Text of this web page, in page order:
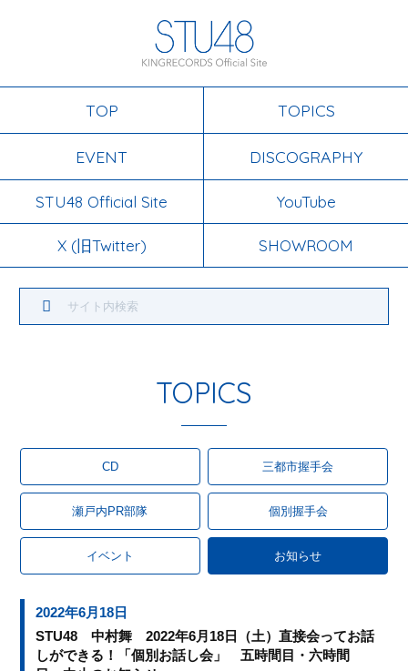
TOP TOPICS
EVENT DISCOGRAPHY
STU48 Official Site YouTube
X (旧Twitter) SHOWROOM
TOPICS
CD 三都市握手会
瀬戸内PR部隊 個別握手会
イベント お知らせ
2022年6月18日
STU48 中村舞 2022年6月18日（土）直接会ってお話
しができる！「個別お話し会」 五時間目・六時間